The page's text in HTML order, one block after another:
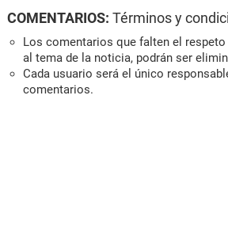
COMENTARIOS: Términos y
Los comentarios que falten el
al tema de la noticia, podrán ser
Cada usuario será el único
comentarios.